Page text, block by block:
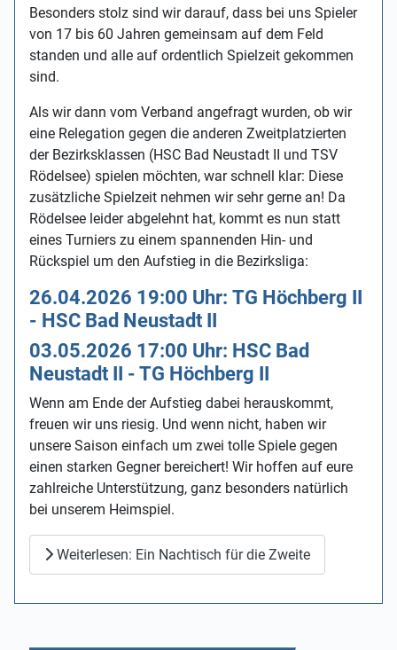
Besonders stolz sind wir darauf, dass bei uns Spieler
von 17 bis 60 Jahren gemeinsam auf dem Feld
standen und alle auf ordentlich Spielzeit gekommen
sind.
Als wir dann vom Verband angefragt wurden, ob wir
eine Relegation gegen die anderen Zweitplatzierten
der Bezirksklassen (HSC Bad Neustadt II und TSV
Rödelsee) spielen möchten, war schnell klar: Diese
zusätzliche Spielzeit nehmen wir sehr gerne an! Da
Rödelsee leider abgelehnt hat, kommt es nun statt
eines Turniers zu einem spannenden Hin- und
Rückspiel um den Aufstieg in die Bezirksliga:
26.04.2026 19:00 Uhr: TG Höchberg II
- HSC Bad Neustadt II
03.05.2026 17:00 Uhr: HSC Bad
Neustadt II - TG Höchberg II
Wenn am Ende der Aufstieg dabei herauskommt,
freuen wir uns riesig. Und wenn nicht, haben wir
unsere Saison einfach um zwei tolle Spiele gegen
einen starken Gegner bereichert! Wir hoffen auf eure
zahlreiche Unterstützung, ganz besonders natürlich
bei unserem Heimspiel.
Weiterlesen: Ein Nachtisch für die Zweite